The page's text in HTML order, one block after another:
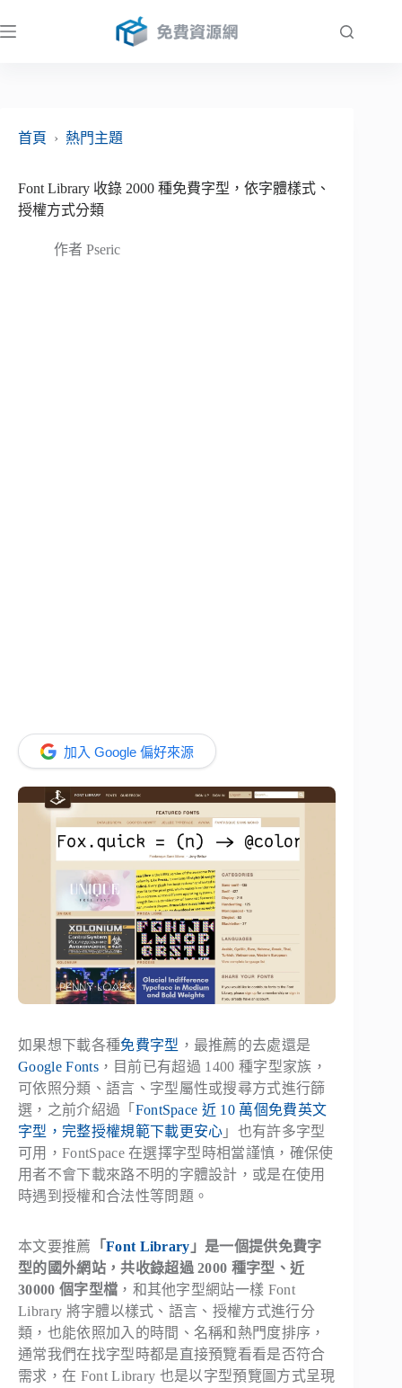
至
首頁
› 熱門主題
Font Library 收錄 2000 種免費字型，依字體樣式、
授權方式分類
作者 Pseric
加入 Google 偏好來源
如果想下載各種免費字型 ，最推薦的去處還是
Google Fonts，目前已有超過 1400 種字型家族，
可依照分類、語言、字型屬性或搜尋方式進行篩
選，之前介紹過「 FontSpace 近 10 萬個免費英文
字型，完整授權規範下載更安心 」也有許多字型
可用，FontSpace 在選擇字型時相當謹慎，確保使
用者不會下載來路不明的字體設計，或是在使用
時遇到授權和合法性等問題。
本文要推薦 「Font Library 」是一個提供免費字
型的國外網站，共收錄超過 2000 種字型、近
30000 個字型檔 ，和其他字型網站一樣 Font
Library 將字體以樣式、語言、授權方式進行分
類，也能依照加入的時間、名稱和熱門度排序，
通常我們在找字型時都是直接預覽看看是否符合
需求，在 Font Library 也是以字型預覽圖方式呈現